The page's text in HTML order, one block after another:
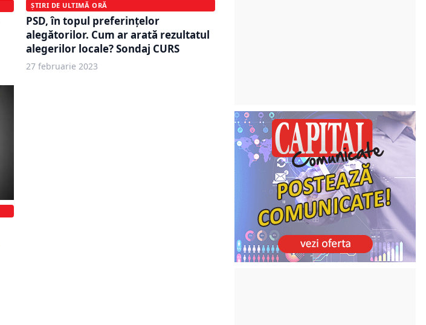
ȘTIRI DE ULTIMĂ ORĂ
PSD, în topul preferințelor
alegătorilor. Cum ar arată rezultatul
alegerilor locale? Sondaj CURS
27 februarie 2023